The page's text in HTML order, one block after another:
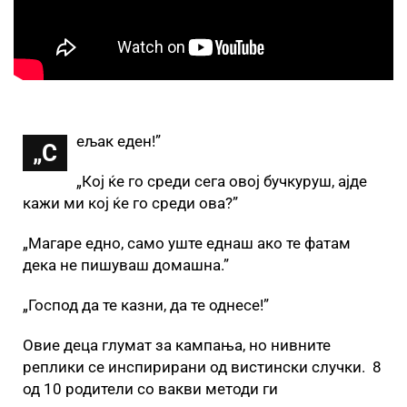
„С ељак еден!”
„Кој ќе го среди сега овој бучкуруш, ајде
кажи ми кој ќе го среди ова?”
„Mагаре едно, само уште еднаш ако те фатам
дека не пишуваш домашна.”
„Господ да те казни, да те однесе!”
Овие деца глумат за кампања, но нивните
реплики се инспирирани од вистински случки. 8
од 10 родители со вакви методи ги